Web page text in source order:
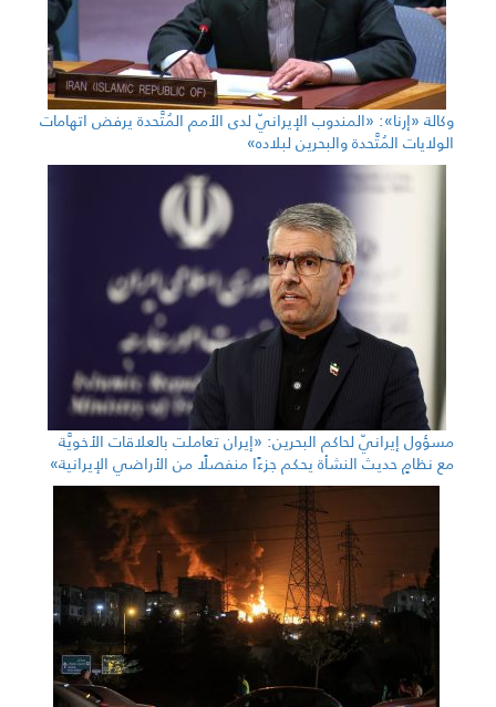
وكالة «إرنا»: «المندوب الإيرانيّ لدى الأمم المُتَّحدة يرفض اتهامات
الولايات المُتَّحدة والبحرين لبلاده»
مسؤول إيرانيّ لحاكم البحرين: «إيران تعاملت بالعلاقات الأخويَّة
مع نظامٍ حديث النشأة يحكم جزءًا منفصلًا من الأراضي الإيرانية»